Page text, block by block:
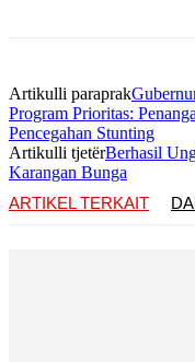
Artikulli paraprak
Program Prioritas:
Pencegahan Stunting
Artikulli tjetërBerhasil
Karangan Bunga
ARTIKEL TERKAIT